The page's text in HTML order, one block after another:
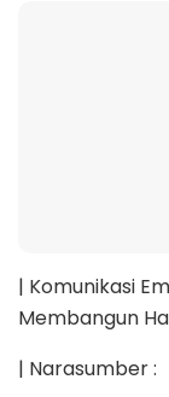
| Komunikasi
Membangun
| Narasumber :